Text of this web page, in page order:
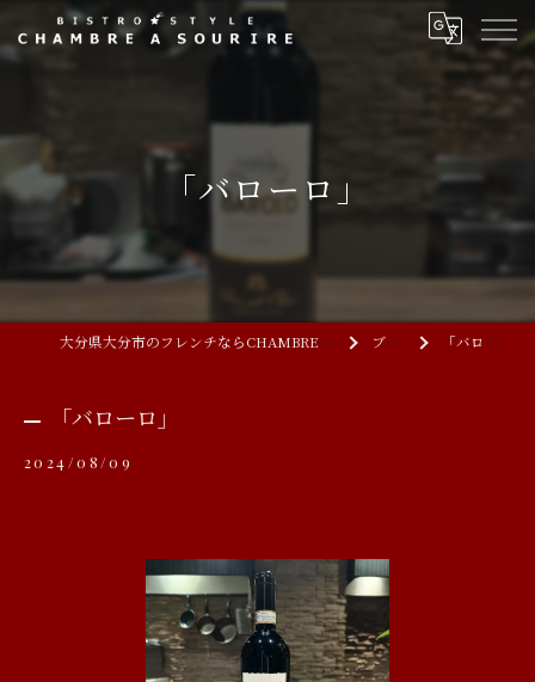
「バローロ」
大分県大分市のフレンチならCHAMBRE A SOURIRE ブログ 「バローロ」
「バローロ」
2024/08/09